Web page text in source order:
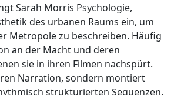
Sarah Morris Psychologie,
des urbanen Raums ein, um
Metropole zu beschreiben. Häufig
an der Macht und deren
sie in ihren Filmen nachspürt.
Narration, sondern montiert
strukturierten Sequenzen.